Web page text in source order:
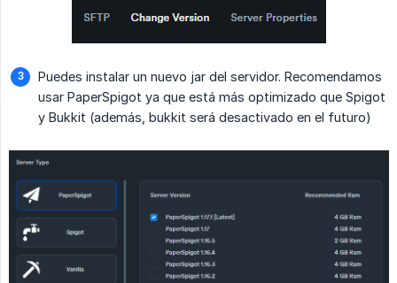
Puedes instalar un nuevo jar del servidor. Recomendamos
usar PaperSpigot ya que está más optimizado que Spigot
y Bukkit (además, bukkit será desactivado en el futuro)